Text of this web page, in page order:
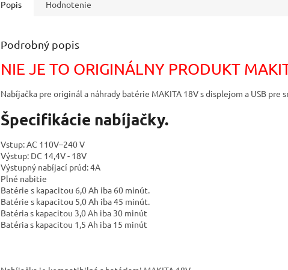
Popis Hodnotenie
Podrobný popis
NIE JE TO ORIGINÁLNY PRODUKT
Nabíjačka pre originál a náhrady batérie MAKITA 18V s displejom a USB pre
Špecifikácie nabíjačky.
Vstup: AC 110V–240 V
Výstup: DC 14,4V - 18V
Výstupný nabíjací prúd: 4A
Plné nabitie
Batérie s kapacitou 6,0 Ah iba 60 minút.
Batérie s kapacitou 5,0 Ah iba 45 minút.
Batéria s kapacitou 3,0 Ah iba 30 minút
Batéria s kapacitou 1,5 Ah iba 15 minút